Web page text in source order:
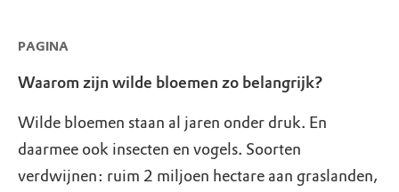
PAGINA
Waarom zijn wilde bloemen zo belangrijk?
Wilde bloemen staan al jaren onder druk. En
daarmee ook insecten en vogels. Soorten
verdwijnen: ruim 2 miljoen hectare aan graslanden,